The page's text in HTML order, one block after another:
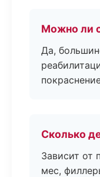
Можно ли
Да,
Сколько
Зависит от
мес,